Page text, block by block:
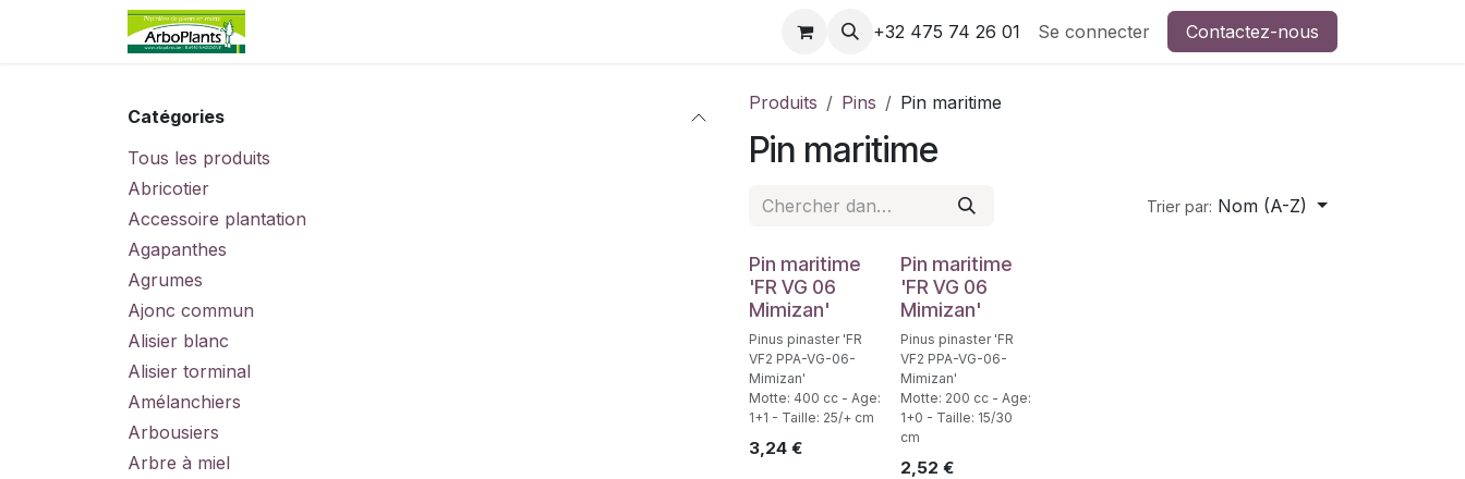
Se rendre au contenu
+32 475 74 26 01 Se connecter Contactez-nous
Catégories
Tous les produits
Abricotier
Accessoire plantation
Agapanthes
Agrumes
Ajonc commun
Alisier blanc
Alisier torminal
Amélanchiers
Arbousiers
Arbre à miel
Produits Pins Pin maritime
Pin maritime
Trier par: Nom (A-Z)
Pin maritime
'FR VG 06
Mimizan'
Pinus pinaster 'FR
VF2 PPA-VG-06-
Mimizan'
Motte: 400 cc - Age:
1+1 - Taille: 25/+ cm
3,24 €
Pin maritime
'FR VG 06
Mimizan'
Pinus pinaster 'FR
VF2 PPA-VG-06-
Mimizan'
Motte: 200 cc - Age:
1+0 - Taille: 15/30
cm
2,52 €